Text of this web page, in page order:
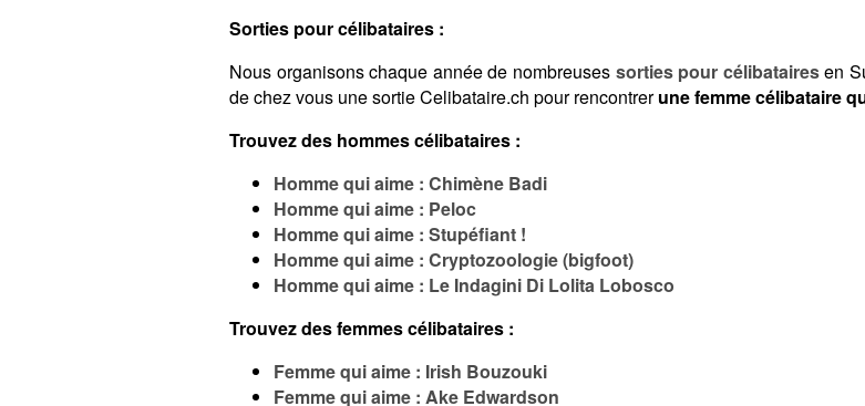
Sorties pour célibataires :
Nous organisons chaque année de nombreuses sorties pour célibatairesen
de chez vous une sortie Celibataire.ch pour rencontrerune femme célibataire
Trouvez des hommes célibataires :
Homme qui aime : Chimène Badi
Homme qui aime : Peloc
Homme qui aime : Stupéfiant !
Homme qui aime : Cryptozoologie (bigfoot)
Homme qui aime : Le Indagini Di Lolita Lobosco
Trouvez des femmes célibataires :
Femme qui aime : Irish Bouzouki
Femme qui aime : Ake Edwardson